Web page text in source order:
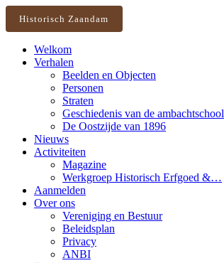
Historisch Zaandam
Welkom
Verhalen
Beelden en Objecten
Personen
Straten
Geschiedenis van de ambachtschool
De Oostzijde van 1896
Nieuws
Activiteiten
Magazine
Werkgroep Historisch Erfgoed &…
Aanmelden
Over ons
Vereniging en Bestuur
Beleidsplan
Privacy
ANBI